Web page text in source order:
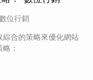
位行銷
綜合的策略來優化網站
：